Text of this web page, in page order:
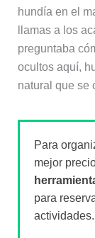
hundía en el
llamas a los
preguntaba
ocultos aquí,
natural que se
Para
mejor
para
actividades.